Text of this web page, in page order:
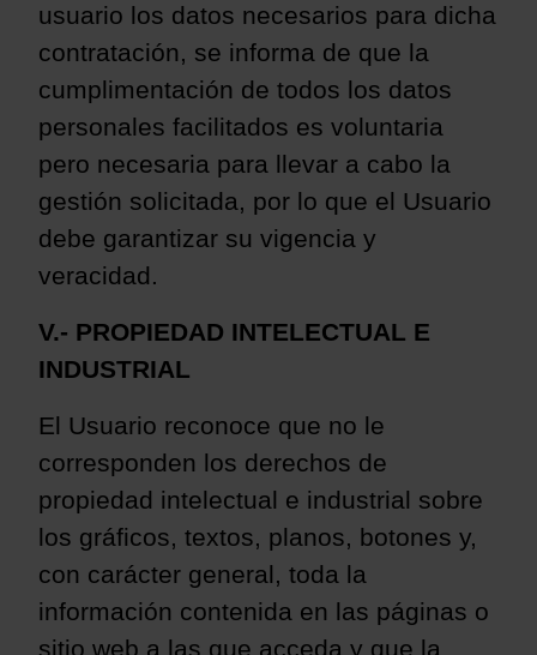
usuario los datos necesarios para dicha
contratación, se informa de que la
cumplimentación de todos los datos
personales facilitados es voluntaria
pero necesaria para llevar a cabo la
gestión solicitada, por lo que el Usuario
debe garantizar su vigencia y
veracidad.
V.- PROPIEDAD INTELECTUAL E
INDUSTRIAL
El Usuario reconoce que no le
corresponden los derechos de
propiedad intelectual e industrial sobre
los gráficos, textos, planos, botones y,
con carácter general, toda la
información contenida en las páginas o